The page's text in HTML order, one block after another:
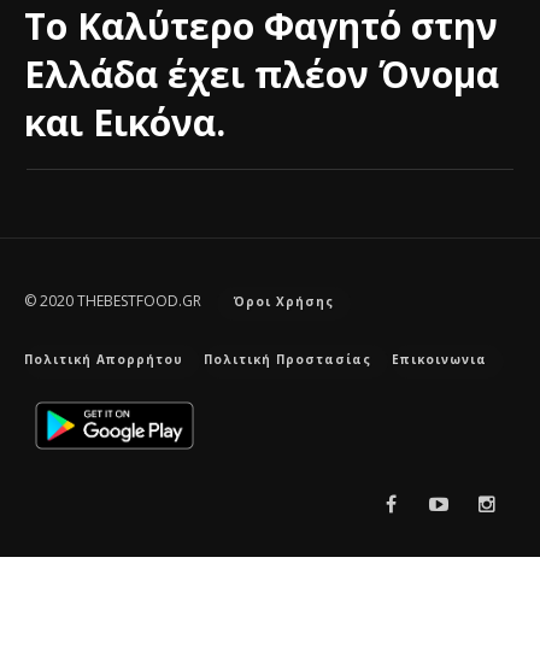
Το Καλύτερο Φαγητό στην
Ελλάδα έχει πλέον Όνομα
και Εικόνα.
© 2020 THEBESTFOOD.GR Όροι Χρήσης
Πολιτική Απορρήτου Πολιτική Προστασίας Επικοινωνια